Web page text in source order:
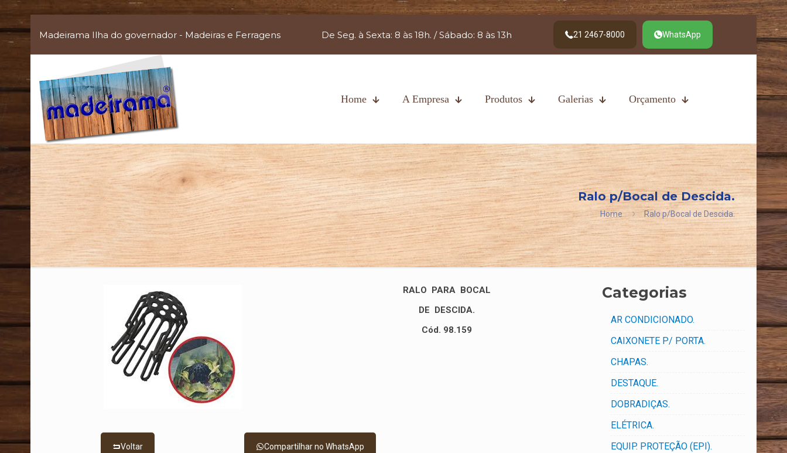
Madeirama Ilha do governador - Madeiras e Ferragens De Seg. à Sexta: 8 às 18h. / Sábado: 8 às 13h 21 2467-8000 WhatsApp
Home A Empresa Produtos Galerias Orçamento
Ralo p/Bocal de Descida.
Home Ralo p/Bocal de Descida.
RALO PARA BOCAL
DE DESCIDA.
Cód. 98.159
Voltar Compartilhar no WhatsApp
Categorias
AR CONDICIONADO.
CAIXONETE P/ PORTA.
CHAPAS.
DESTAQUE.
DOBRADIÇAS.
ELÉTRICA.
EQUIP. PROTEÇÃO (EPI).